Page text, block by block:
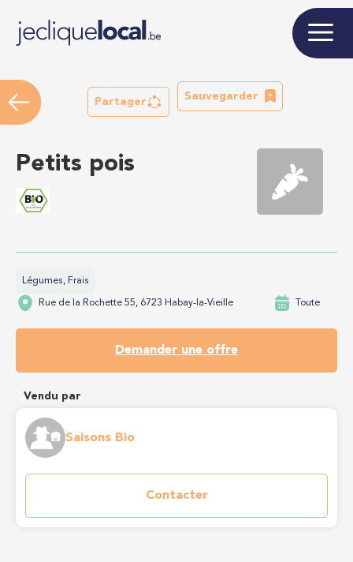
Partager
Sauvegarder
Petits pois
Légumes, Frais
Rue de la Rochette 55, 6723 Habay-la-Vieille Toute
Demander une offre
Vendu par
Saisons Bio
Contacter